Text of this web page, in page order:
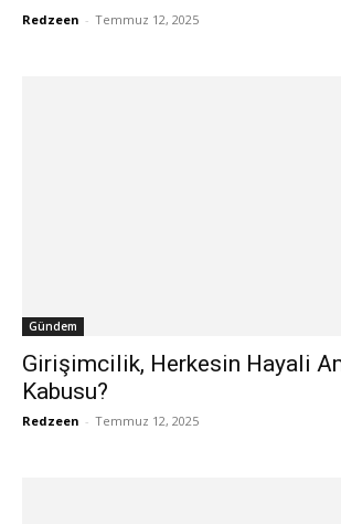
Redzeen - Temmuz 12, 2025
Gündem
Girişimcilik, Herkesin Hayali
Kabusu?
Redzeen - Temmuz 12, 2025